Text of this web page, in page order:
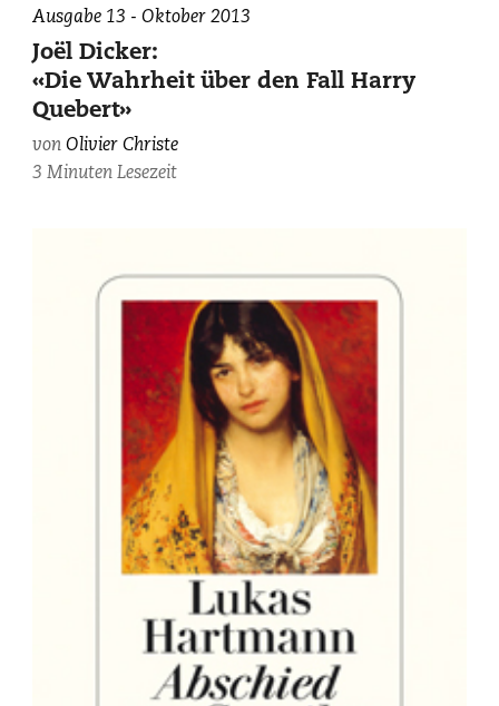
Ausgabe 13 - Oktober 2013
Joël Dicker:
«Die Wahrheit über den Fall Harry
Quebert»
vonOlivier Christe
3 Minuten Lesezeit